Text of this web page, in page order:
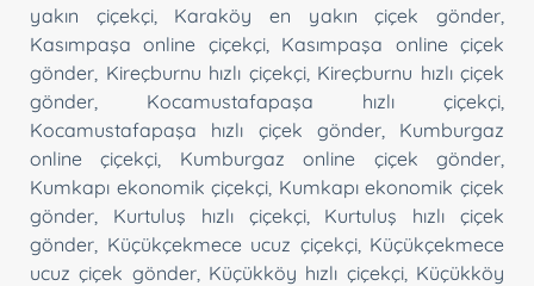
yakın çiçekçi, Karaköy en yakın çiçek gönder
Kasımpaşa online çiçekçi, Kasımpaşa online çiçek
gönder Kireçburnu hızlı çiçekçi, Kireçburnu hızlı çiçek
gönder
Kocamustafapaşa hızlı çiçekçi
Kocamustafapaşa hızlı çiçek gönder, Kumburgaz
online çiçekçi
Kumburgaz online çiçek gönder
Kumkapı ekonomik çiçekçi Kumkapı ekonomik çiçek
gönder
Kurtuluş hızlı çiçekçi, Kurtuluş hızlı çiçek
gönder Küçükçekmece ucuz çiçekçi, Küçükçekmece
ucuz çiçek gönder, Küçükköy hızlı çiçekçi, Küçükköy